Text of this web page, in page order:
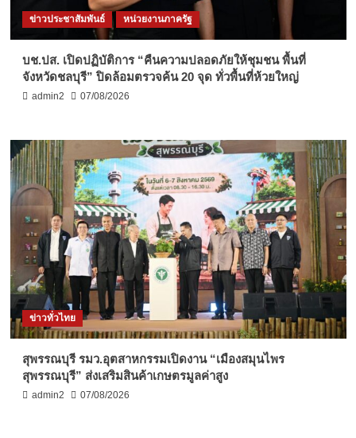
ข่าวประชาสัมพันธ์ หน่วยงานภาครัฐ
บช.ปส. เปิดปฏิบัติการ “คืนความปลอดภัยให้ชุมชน พื้นที่
จังหวัดชลบุรี” ปิดล้อมตรวจค้น 20 จุด ทั่วพื้นที่ห้วยใหญ่
admin2 07/08/2026
ข่าวทั่วไทย
สุพรรณบุรี รมว.อุตสาหกรรมเปิดงาน “เมืองสมุนไพร
สุพรรณบุรี” ส่งเสริมสินค้าเกษตรมูลค่าสูง
admin2 07/08/2026